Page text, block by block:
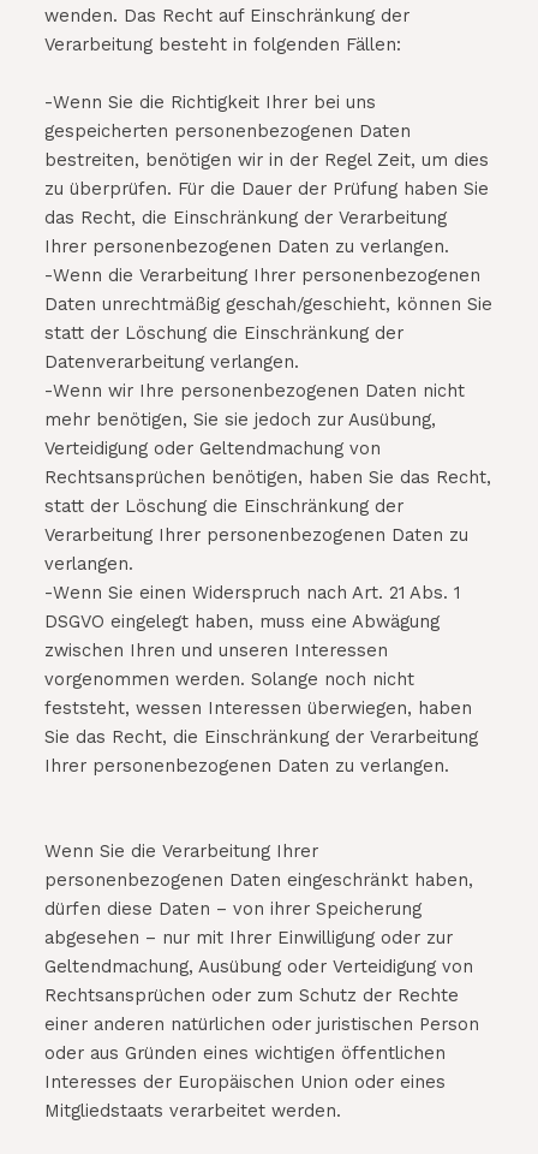
wenden. Das Recht auf Einschränkung der
Verarbeitung besteht in folgenden Fällen:
-Wenn Sie die Richtigkeit Ihrer bei uns
gespeicherten personenbezogenen Daten
bestreiten, benötigen wir in der Regel Zeit, um dies
zu überprüfen. Für die Dauer der Prüfung haben Sie
das Recht, die Einschränkung der Verarbeitung
Ihrer personenbezogenen Daten zu verlangen.
-Wenn die Verarbeitung Ihrer personenbezogenen
Daten unrechtmäßig geschah/geschieht, können Sie
statt der Löschung die Einschränkung der
Datenverarbeitung verlangen.
-Wenn wir Ihre personenbezogenen Daten nicht
mehr benötigen, Sie sie jedoch zur Ausübung,
Verteidigung oder Geltendmachung von
Rechtsansprüchen benötigen, haben Sie das Recht,
statt der Löschung die Einschränkung der
Verarbeitung Ihrer personenbezogenen Daten zu
verlangen.
-Wenn Sie einen Widerspruch nach Art. 21 Abs. 1
DSGVO eingelegt haben, muss eine Abwägung
zwischen Ihren und unseren Interessen
vorgenommen werden. Solange noch nicht
feststeht, wessen Interessen überwiegen, haben
Sie das Recht, die Einschränkung der Verarbeitung
Ihrer personenbezogenen Daten zu verlangen.
Wenn Sie die Verarbeitung Ihrer
personenbezogenen Daten eingeschränkt haben,
dürfen diese Daten – von ihrer Speicherung
abgesehen – nur mit Ihrer Einwilligung oder zur
Geltendmachung, Ausübung oder Verteidigung von
Rechtsansprüchen oder zum Schutz der Rechte
einer anderen natürlichen oder juristischen Person
oder aus Gründen eines wichtigen öffentlichen
Interesses der Europäischen Union oder eines
Mitgliedstaats verarbeitet werden.